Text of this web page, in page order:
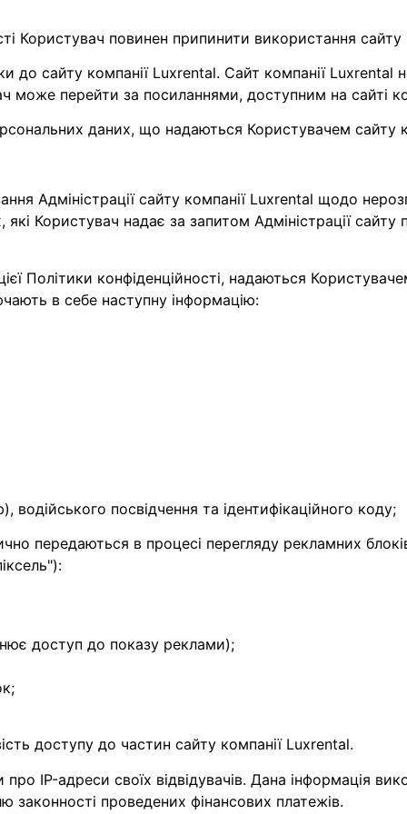
Користувач повинен припинити використання сайту
до сайту компанії Luxrental. Сайт компанії Luxrental
може перейти за посиланнями, доступним на сайті
даних, що надаються Користувачем сайту
Адміністрації сайту компанії Luxrental щодо
Користувач надає за запитом Адміністрації сайту
Політики конфіденційності, надаються
в себе наступну інформацію:
посвідчення та ідентифікаційного коду;
передаються в процесі перегляду рекламних блоків
доступ до показу реклами);
доступу до частин сайту компанії Luxrental.
IP-адреси своїх відвідувачів. Дана інформація
законності проведених фінансових платежів.